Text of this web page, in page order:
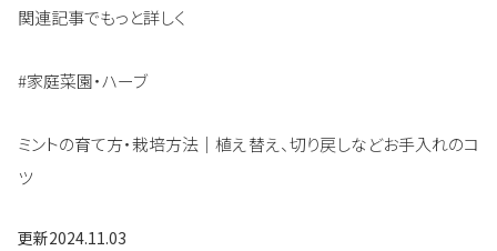
関連記事でもっと詳しく
#家庭菜園・ハーブ
ミントの育て方・栽培方法｜植え替え、切り戻しなどお手入れのコ
ツ
更新2024.11.03